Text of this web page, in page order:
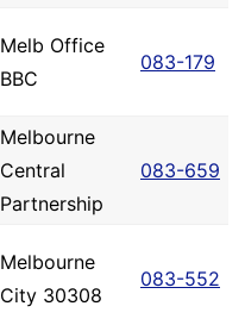
Melb Office
BBC
083-179
Melbourne
Central
Partnership
083-659
Melbourne
City 30308
083-552